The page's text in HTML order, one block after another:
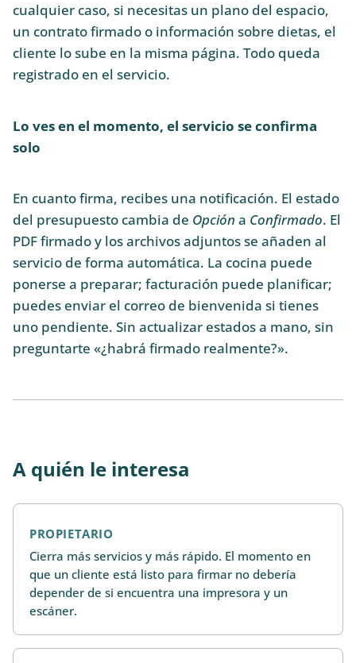
cualquier caso, si necesitas un plano del espacio,
un contrato firmado o información sobre dietas, el
cliente lo sube en la misma página. Todo queda
registrado en el servicio.
Lo ves en el momento, el servicio se confirma
solo
En cuanto firma, recibes una notificación. El estado
del presupuesto cambia de Opción a Confirmado. El
PDF firmado y los archivos adjuntos se añaden al
servicio de forma automática. La cocina puede
ponerse a preparar; facturación puede planificar;
puedes enviar el correo de bienvenida si tienes
uno pendiente. Sin actualizar estados a mano, sin
preguntarte «¿habrá firmado realmente?».
A quién le interesa
PROPIETARIO
Cierra más servicios y más rápido. El momento en
que un cliente está listo para firmar no debería
depender de si encuentra una impresora y un
escáner.